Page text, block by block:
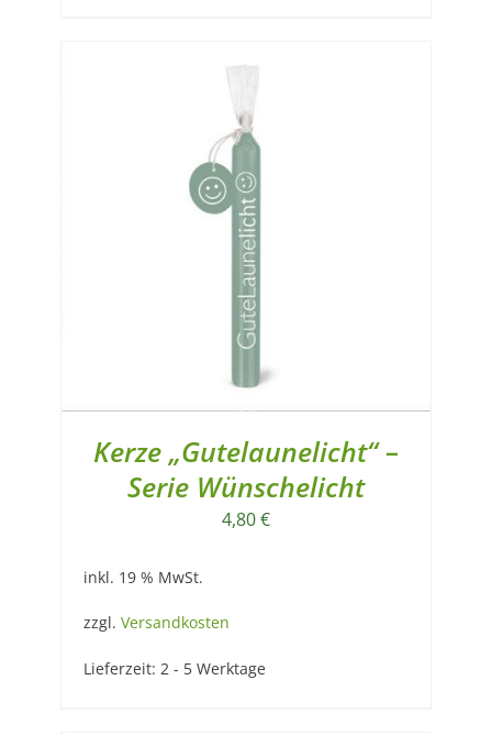
Kerze „Gutelaunelicht“ –
Serie Wünschelicht
4,80€
inkl. 19 % MwSt.
zzgl. Versandkosten
Lieferzeit: 2 - 5 Werktage